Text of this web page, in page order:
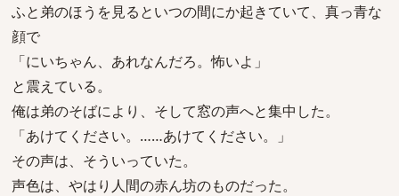
ふと弟のほうを見るといつの間にか起きていて、真っ青な
顔で
「にいちゃん、あれなんだろ。怖いよ」
と震えている。
俺は弟のそばにより、そして窓の声へと集中した。
「あけてください。……あけてください。」
その声は、そういっていた。
声色は、やはり人間の赤ん坊のものだった。